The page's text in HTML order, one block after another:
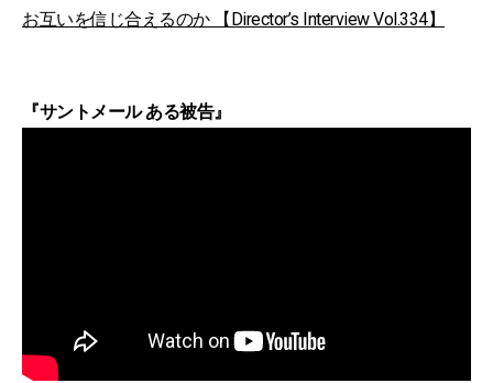
お互いを信じ合えるのか 【Director’s Interview Vol.334】
『サントメール ある被告』